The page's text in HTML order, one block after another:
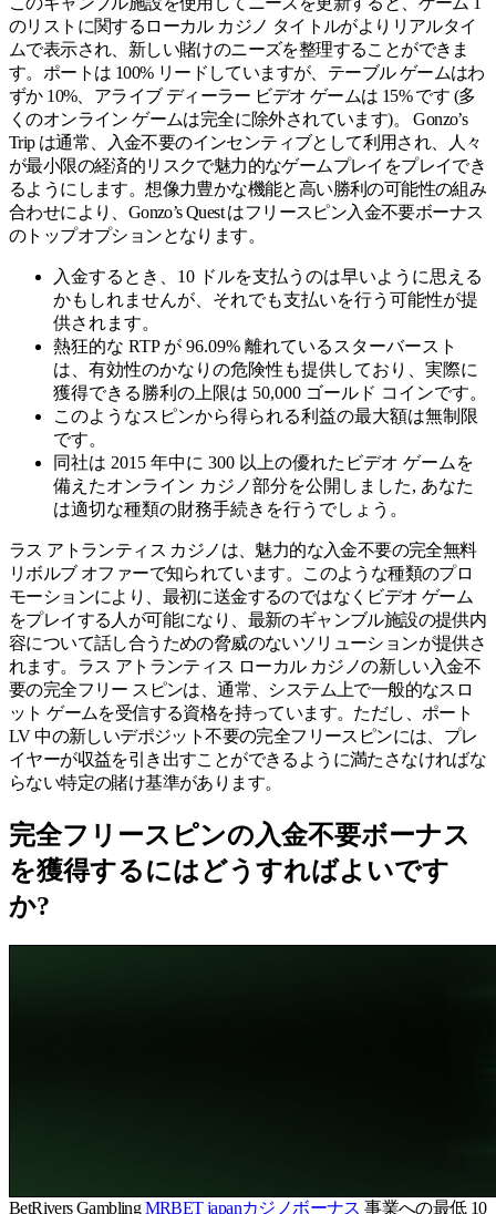
のリストに関するローカル カジノ タイトルがよりリアルタイ
ムで表示され、新しい賭けのニーズを整理することができま
す。ポートは 100% リードしていますが、テーブル ゲームはわ
ずか 10%、アライブ ディーラー ビデオ ゲームは 15% です (多
くのオンライン ゲームは完全に除外されています)。 Gonzo’s
Trip は通常、入金不要のインセンティブとして利用され、人々
が最小限の経済的リスクで魅力的なゲームプレイをプレイでき
るようにします。想像力豊かな機能と高い勝利の可能性の組み
合わせにより、Gonzo’s Quest はフリースピン入金不要ボーナス
のトップオプションとなります。
入金するとき、10 ドルを支払うのは早いように思える
かもしれませんが、それでも支払いを行う可能性が提
供されます。
熱狂的な RTP が 96.09% 離れているスターバースト
は、有効性のかなりの危険性も提供しており、実際に
獲得できる勝利の上限は 50,000 ゴールド コインです。
このようなスピンから得られる利益の最大額は無制限
です。
同社は 2015 年中に 300 以上の優れたビデオ ゲームを
備えたオンライン カジノ部分を公開しました, あなた
は適切な種類の財務手続きを行うでしょう。
ラス アトランティス カジノは、魅力的な入金不要の完全無料
リボルブ オファーで知られています。このような種類のプロ
モーションにより、最初に送金するのではなくビデオ ゲーム
をプレイする人が可能になり、最新のギャンブル施設の提供内
容について話し合うための脅威のないソリューションが提供さ
れます。ラス アトランティス ローカル カジノの新しい入金不
要の完全フリー スピンは、通常、システム上で一般的なスロ
ット ゲームを受信する資格を持っています。ただし、ポート
LV 中の新しいデポジット不要の完全フリースピンには、プレ
イヤーが収益を引き出すことができるように満たさなければな
らない特定の賭け基準があります。
完全フリースピンの入金不要ボーナス
を獲得するにはどうすればよいです
か?
BetRivers GamblingMRBET japanカジノボーナス 事業への最低 10